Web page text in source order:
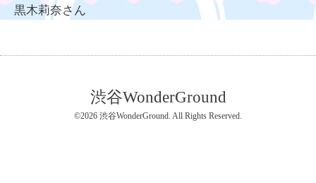
黒木莉奈さん
渋谷WonderGround
©2026 渋谷WonderGround. All Rights Reserved.